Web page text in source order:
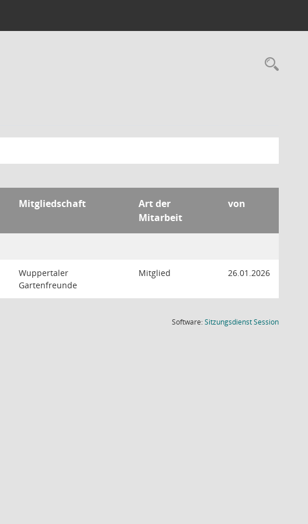
Mitgliedschaft
Art der
Mitarbeit
von
Wuppertaler
Gartenfreunde
Mitglied 26.01.2026
Software:SitzungsdienstSession(Wird in